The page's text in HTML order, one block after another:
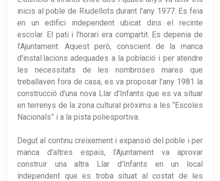
inicis al poble de Riudellots durant l’any 1977. Es feia
en un edifici independent ubicat dins el recinte
escolar. El pati i l’horari era compartit. Es depenia de
l’Ajuntament. Aquest però, conscient de la manca
d’instal·lacions adequades a la població i per atendre
les necessitats de les nombroses mares que
treballaven fora de casa, es va proposar l’any 1981 la
construcció d’una nova Llar d’Infants que es va situar
en terrenys de la zona cultural pròxims a les “Escoles
Nacionals” i a la pista poliesportiva.
Degut al continu creixement i expansió del poble i per
manca d’altres espais, l’Ajuntament va aprovar
construir una altra Llar d’Infants en un local
independent que es troba situat al costat de les